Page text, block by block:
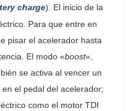
charge). El inicio de la
Para que entre en
pisar el acelerador hasta
El modo «boost«,
se activa al vencer un
el pedal del acelerador;
como el motor TDI